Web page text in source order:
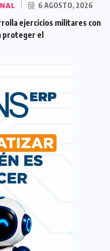
6 AGOSTO, 2026
ejercicios militares con
proteger el